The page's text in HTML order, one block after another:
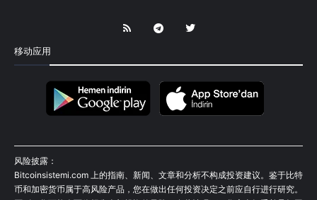
移动应用
风险披露：
Bitcoinsistemi.com 上的指南、新闻、文章和分析不构成投资建议。鉴于比特
币和加密货币属于高风险产品，您在做出任何投资决定之前应自行进行研究。